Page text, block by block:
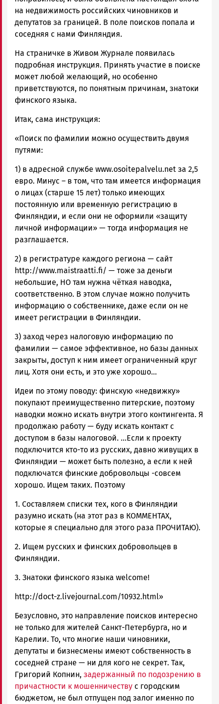
на недвижимость российских чиновников и
депутатов за границей. В поле поисков попала и
соседняя с нами Финляндия.
На страничке в Живом Журнале появилась
подробная инструкция. Принять участие в поиске
может любой желающий, но особенно
приветствуются, по понятным причинам, знатоки
финского языка.
Итак, сама инструкция:
«Поиск по фамилии можно осуществить двумя
путями:
1) в адресной службе www.osoitepalvelu.net за 2,5
евро. Минус – в том, что там имеется информация
о лицах (старше 15 лет) только имеющих
постоянную или временную регистрацию в
Финляндии, и если они не оформили «защиту
личной информации» — тогда информация не
разглашается.
2) в регистратуре каждого региона — сайт
http://www.maistraatti.fi/ — тоже за деньги
небольшие, НО там нужна чёткая наводка,
соответственно. В этом случае можно получить
информацию о собственнике, даже если он не
имеет регистрации в Финляндии.
3) заход через налоговую информацию по
фамилии — самое эффективное, но базы данных
закрыты, доступ к ним имеет ограниченный круг
лиц. Хотя они есть, и это уже хорошо…
Идеи по этому поводу: финскую «недвижку»
покупают преимущественно питерские, поэтому
наводки можно искать внутри этого контингента. Я
продолжаю работу — буду искать контакт с
доступом в базы налоговой. …Если к проекту
подключится кто-то из русских, давно живущих в
Финляндии — может быть полезно, а если к ней
подключатся финские добровольцы -совсем
хорошо. Ищем таких. Поэтому
1. Составляем списки тех, кого в Финляндии
разумно искать (на этот раз в КОММЕНТАХ,
которые я специально для этого раза ПРОЧИТАЮ).
2. Ищем русских и финских добровольцев в
Финляндии.
3. Знатоки финского языка welcome!
http://doct-z.livejournal.com/10932.html»
Безусловно, это направление поисков интересно
не только для жителей Санкт-Петербурга, но и
Карелии. То, что многие наши чиновники,
депутаты и бизнесмены имеют собственность в
соседней стране — ни для кого не секрет. Так,
Григорий Копнин, задержанный по подозрению в
причастности к мошенничеству с городским
бюджетом, не был отпущен под залог именно по